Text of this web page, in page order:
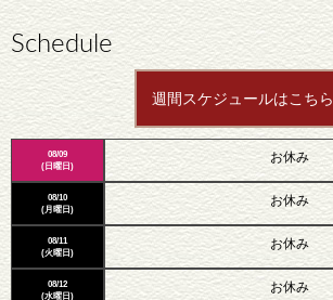
Schedule
週間スケジュールはこちら
08/09
(日曜日)
08/10
(月曜日)
08/11
(火曜日)
08/12
(水曜日)
お休み
お休み
お休み
お休み